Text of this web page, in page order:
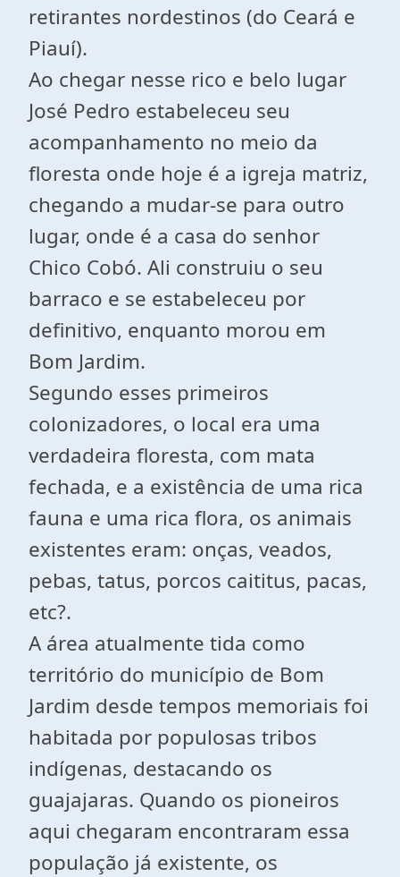
retirantes nordestinos (do Ceará e
Piauí).
Ao chegar nesse rico e belo lugar
José Pedro estabeleceu seu
acompanhamento no meio da
floresta onde hoje é a igreja matriz,
chegando a mudar-se para outro
lugar, onde é a casa do senhor
Chico Cobó. Ali construiu o seu
barraco e se estabeleceu por
definitivo, enquanto morou em
Bom Jardim.
Segundo esses primeiros
colonizadores, o local era uma
verdadeira floresta, com mata
fechada, e a existência de uma rica
fauna e uma rica flora, os animais
existentes eram: onças, veados,
pebas, tatus, porcos caititus, pacas,
etc?.
A área atualmente tida como
território do município de Bom
Jardim desde tempos memoriais foi
habitada por populosas tribos
indígenas, destacando os
guajajaras. Quando os pioneiros
aqui chegaram encontraram essa
população já existente, os